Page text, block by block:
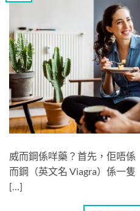
威而鋼係咩藥？首先，佢唔
而鋼（英文名 Viagra）係一
[…]